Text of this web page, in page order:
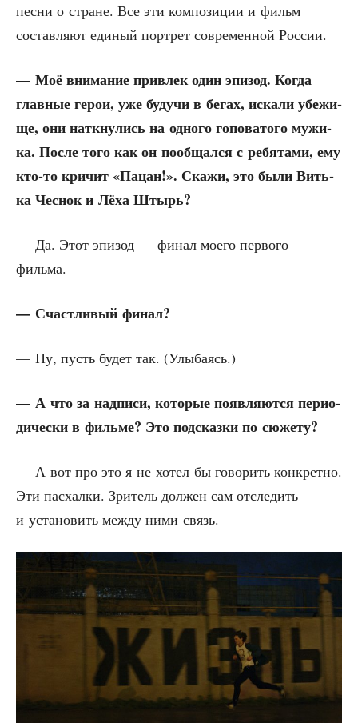
пес­ни о стране. Все эти ком­по­зи­ции и фильм
состав­ля­ют еди­ный порт­рет совре­мен­ной России.
— Моё вни­ма­ние при­влек один эпи­зод. Когда
глав­ные герои, уже будучи в бегах, иска­ли убе­жи­
ще, они наткну­лись на одно­го гопо­ва­то­го мужи­
ка. После того как он пооб­щал­ся с ребя­та­ми, ему
кто-то кри­чит «Пацан!». Ска­жи, это были Вить­
ка Чес­нок и Лёха Штырь?
— Да. Этот эпи­зод — финал мое­го пер­во­го
фильма.
— Счаст­ли­вый финал?
— Ну, пусть будет так. (Улы­ба­ясь.)
— А что за над­пи­си, кото­рые появ­ля­ют­ся пери­о­
ди­че­ски в филь­ме? Это под­сказ­ки по сюжету?
— А вот про это я не хотел бы гово­рить кон­крет­но.
Эти пас­хал­ки. Зри­тель дол­жен сам отсле­дить
и уста­но­вить меж­ду ними связь.